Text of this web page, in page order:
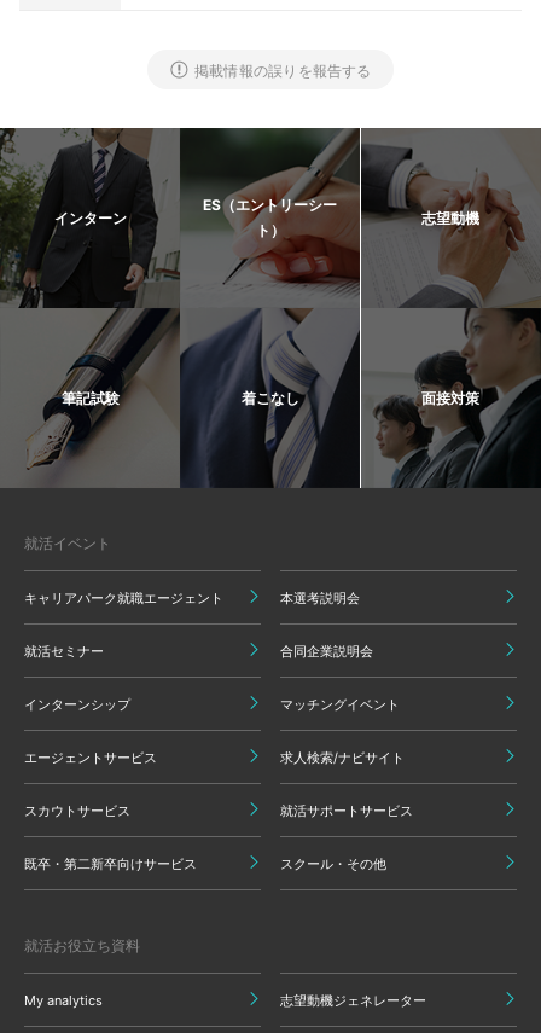
掲載情報の誤りを報告する
インターン
ES（エントリーシー
ト）
志望動機
筆記試験 着こなし 面接対策
就活イベント
キャリアパーク就職エージェント 本選考説明会
就活セミナー 合同企業説明会
インターンシップ マッチングイベント
エージェントサービス 求人検索/ナビサイト
スカウトサービス 就活サポートサービス
既卒・第二新卒向けサービス スクール・その他
就活お役立ち資料
My analytics 志望動機ジェネレーター